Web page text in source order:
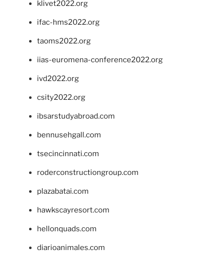
klivet2022.org
ifac-hms2022.org
taoms2022.org
iias-euromena-conference2022.org
ivd2022.org
csity2022.org
ibsarstudyabroad.com
bennusehgall.com
tsecincinnati.com
roderconstructiongroup.com
plazabatai.com
hawkscayresort.com
hellonquads.com
diarioanimales.com